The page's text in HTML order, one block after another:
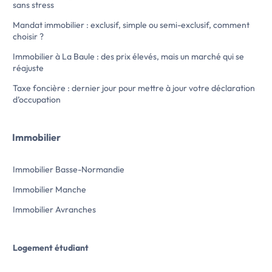
Géorisques : www.georisques.gouv.fr.
N'hésitez pas à prendre contact avec […]
Voir l’annonce immobilière >>
TTC dont 30
classe énergie est
561 kWh/m2/an.
d'énergie pour un
sans stress
Mandat immobilier : exclusif, simple ou semi-exclusif, comment
choisir ?
Immobilier à La Baule : des prix élevés, mais un marché qui se
réajuste
Taxe foncière : dernier jour pour mettre à jour votre déclaration
d’occupation
Immobilier
Immobilier Basse-Normandie
Immobilier Manche
Immobilier Avranches
Logement étudiant